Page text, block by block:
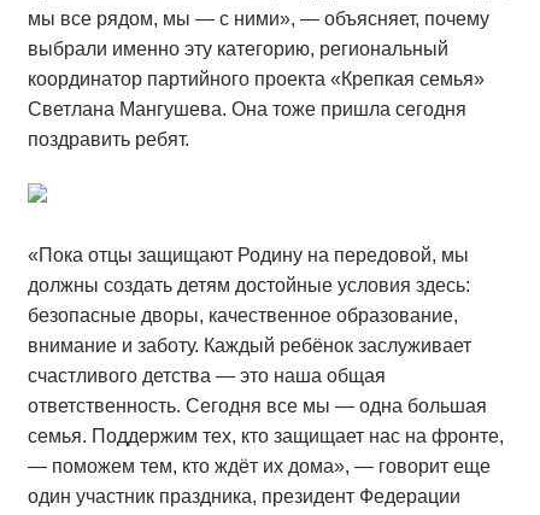
мы все рядом, мы — с ними», — объясняет, почему
выбрали именно эту категорию, региональный
координатор партийного проекта «Крепкая семья»
Светлана Мангушева. Она тоже пришла сегодня
поздравить ребят.
«Пока отцы защищают Родину на передовой, мы
должны создать детям достойные условия здесь:
безопасные дворы, качественное образование,
внимание и заботу. Каждый ребёнок заслуживает
счастливого детства — это наша общая
ответственность. Сегодня все мы — одна большая
семья. Поддержим тех, кто защищает нас на фронте,
— поможем тем, кто ждёт их дома», — говорит еще
один участник праздника, президент Федерации